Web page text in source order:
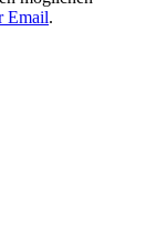
Email.